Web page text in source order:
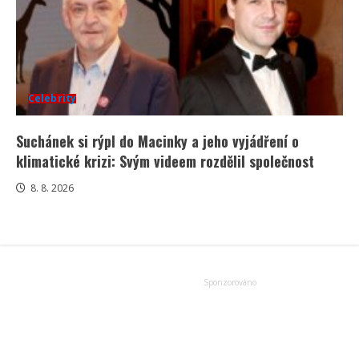
Celebrity
Suchánek si rýpl do Macinky a jeho vyjádření o
klimatické krizi: Svým videem rozdělil společnost
8. 8. 2026